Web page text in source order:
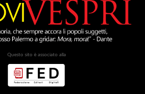
Questo sito è associato alla